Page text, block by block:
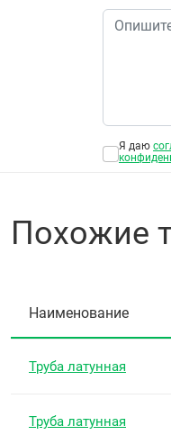
Я даю
Похожие
Наименование
Труба латунная
Труба латунная